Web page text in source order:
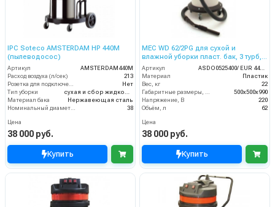
IPC Soteco AMSTERDAM HP 440M
(пылеводосос)
Артикул
AMSTERDAM440M
Расход воздуха (л/сек)
213
Нет
Тип уборки
Материал бака
Нержавеющая сталь
38
Цена
38 000 руб.
Купить
MEC WD 62/2PG для сухой и
влажной уборки пласт. бак, 3 турб,
3500 Вт, 62 л.гараж. комп.
Артикул
ASDO0525400/ EUR 440 S/XP
Материал
Пластик
Вес, кг
22
500х500х990
Напряжение, В
220
Объём, л
62
Цена
38 000 руб.
Купить